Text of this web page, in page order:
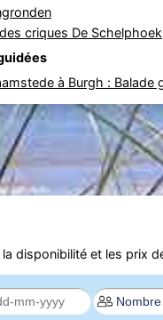
criques De Schelphoek
à Burgh : Balade
disponibilité et les prix